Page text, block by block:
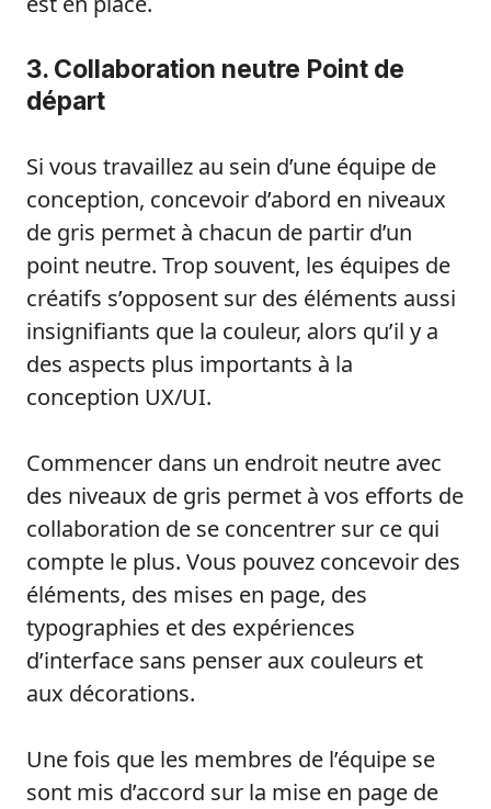
3. Collaboration neutre Point de
départ
Si vous travaillez au sein d’une équipe de
conception, concevoir d’abord en niveaux
de gris permet à chacun de partir d’un
point neutre. Trop souvent, les équipes de
créatifs s’opposent sur des éléments aussi
insignifiants que la couleur, alors qu’il y a
des aspects plus importants à la
conception UX/UI.
Commencer dans un endroit neutre avec
des niveaux de gris permet à vos efforts de
collaboration de se concentrer sur ce qui
compte le plus. Vous pouvez concevoir des
éléments, des mises en page, des
typographies et des expériences
d’interface sans penser aux couleurs et
aux décorations.
Une fois que les membres de l’équipe se
sont mis d’accord sur la mise en page de